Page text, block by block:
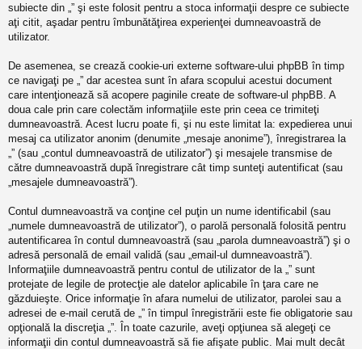
subiecte din „” şi este folosit pentru a stoca informaţii despre ce subiecte
aţi citit, aşadar pentru îmbunătăţirea experienţei dumneavoastră de
utilizator.
De asemenea, se crează cookie-uri externe software-ului phpBB în timp
ce navigaţi pe „” dar acestea sunt în afara scopului acestui document
care intenţionează să acopere paginile create de software-ul phpBB. A
doua cale prin care colectăm informaţiile este prin ceea ce trimiteţi
dumneavoastră. Acest lucru poate fi, şi nu este limitat la: expedierea unui
mesaj ca utilizator anonim (denumite „mesaje anonime”), înregistrarea la
„” (sau „contul dumneavoastră de utilizator”) şi mesajele transmise de
către dumneavoastră după înregistrare cât timp sunteţi autentificat (sau
„mesajele dumneavoastră”).
Contul dumneavoastră va conţine cel puţin un nume identificabil (sau
„numele dumneavoastră de utilizator”), o parolă personală folosită pentru
autentificarea în contul dumneavoastră (sau „parola dumneavoastră”) şi o
adresă personală de email validă (sau „email-ul dumneavoastră”).
Informaţiile dumneavoastră pentru contul de utilizator de la „” sunt
protejate de legile de protecţie ale datelor aplicabile în ţara care ne
găzduieşte. Orice informaţie în afara numelui de utilizator, parolei sau a
adresei de e-mail cerută de „” în timpul înregistrării este fie obligatorie sau
opţională la discreţia „”. În toate cazurile, aveţi opţiunea să alegeţi ce
informaţii din contul dumneavoastră să fie afişate public. Mai mult decât